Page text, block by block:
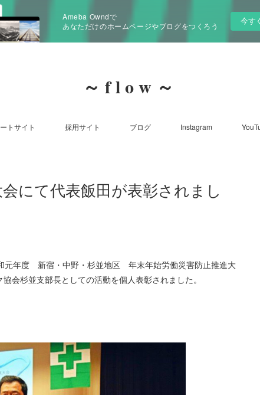
Ameba Owndで
あなただけのホームページやブログをつくろう
今す
～ f l o w ～
トサイト 採用サイト ブログ Instagram
にて代表飯田が表彰されまし
元年度 新宿・中野・杉並地区 年末年始労働災害防止推進大
会杉並支部長としての活動を個人表彰されました。